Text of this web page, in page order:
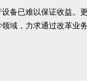
备已难以保证收益。
域，力求通过改革业